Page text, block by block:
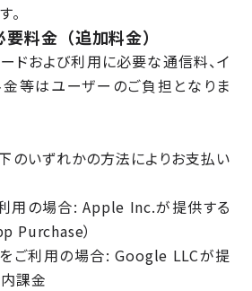
。
料金（追加料金）
ドおよび利用に必要な通信料、イ
等はユーザーのご負担となりま
下のいずれかの方法によりお支払い
利用の場合: Apple Inc.が提供する
Purchase）
をご利用の場合: Google LLCが提
課金